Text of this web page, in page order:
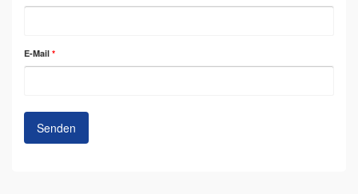
E-Mail *